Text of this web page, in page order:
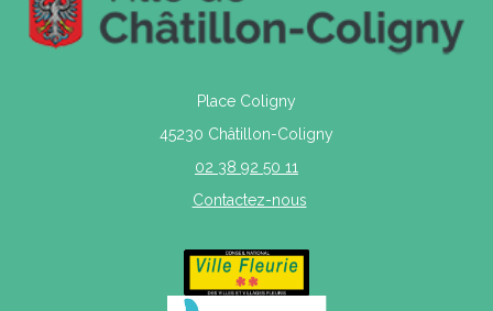
Place Coligny
45230 Châtillon-Coligny
02 38 92 50 11
Contactez-nous